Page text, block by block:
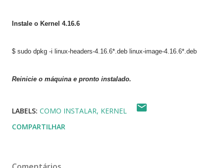
Instale o Kernel 4.16.6
$ sudo dpkg -i linux-headers-4.16.6*.deb linux-image-4.16.6*.deb
Reinicie o máquina e pronto instalado.
LABELS: COMO INSTALAR KERNEL
COMPARTILHAR